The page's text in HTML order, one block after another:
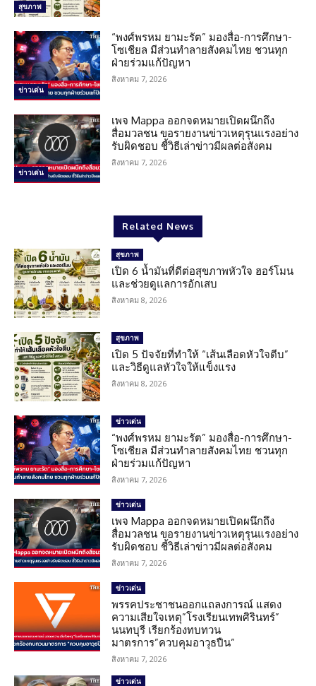
สุขภาพ
ข่าวเด่น
“พงศ์พรหม ยามะรัต” มองสื่อ-การศึกษา-
โซเชียล มีส่วนทำลายสังคมไทย ชวนทุก
ฝ่ายร่วมแก้ปัญหา
สิงหาคม 7, 2026
ข่าวเด่น
เพจ Mappa ออกจดหมายเปิดผนึกถึง
สื่อมวลชน ขอรายงานข่าวเหตุรุนแรงอย่าง
รับผิดชอบ ชี้วิธีเล่าข่าวมีผลต่อสังคม
สิงหาคม 7, 2026
Related News
สุขภาพ
เปิด 6 น้ำมันที่ดีต่อสุขภาพหัวใจ ฮอร์โมน
และช่วยดูแลการอักเสบ
สิงหาคม 8, 2026
สุขภาพ
เปิด 5 ปัจจัยที่ทำให้ “เส้นเลือดหัวใจตีบ”
และวิธีดูแลหัวใจให้แข็งแรง
สิงหาคม 8, 2026
ข่าวเด่น
“พงศ์พรหม ยามะรัต” มองสื่อ-การศึกษา-
โซเชียล มีส่วนทำลายสังคมไทย ชวนทุก
ฝ่ายร่วมแก้ปัญหา
สิงหาคม 7, 2026
ข่าวเด่น
เพจ Mappa ออกจดหมายเปิดผนึกถึง
สื่อมวลชน ขอรายงานข่าวเหตุรุนแรงอย่าง
รับผิดชอบ ชี้วิธีเล่าข่าวมีผลต่อสังคม
สิงหาคม 7, 2026
ข่าวเด่น
พรรคประชาชนออกแถลงการณ์ แสดง
ความเสียใจเหตุ”โรงเรียนเทพศิรินทร์”
นนทบุรี เรียกร้องทบทวน
มาตรการ”ควบคุมอาวุธปืน”
สิงหาคม 7, 2026
ข่าวเด่น